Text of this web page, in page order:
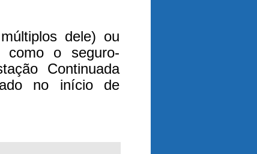
dele) ou
como o seguro-
Continuada
no início de